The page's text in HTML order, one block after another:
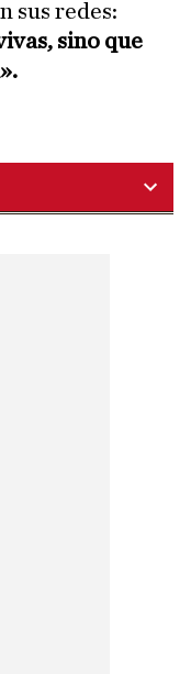
sus redes:
sino que